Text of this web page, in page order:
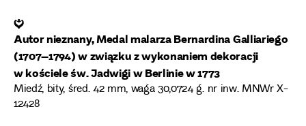
❦
Autor nieznany, Medal malarza Bernardina Galliariego
(1707–1794) w związku z wykonaniem dekoracji
w kościele św. Jadwigi w Berlinie w 1773
Miedź, bity, śred. 42 mm, waga 30,0724 g. nr inw. MNWr X-
12428